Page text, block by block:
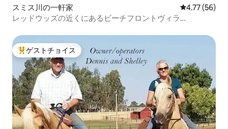
スミス川の一軒家 レビュー56
4.77 (56)
レッドウッズの近くにあるビーチフロントヴィラ
大好評のゲストチョイスです。
ゲストチョイス